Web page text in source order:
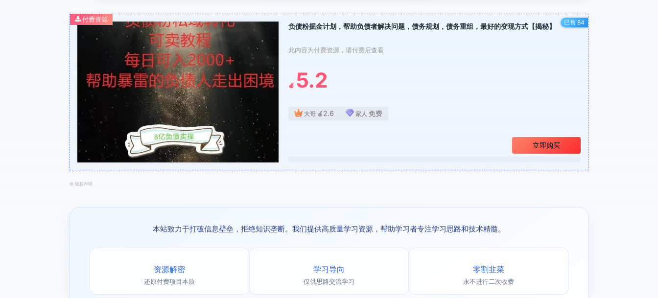
负债粉掘金计划，帮助负债者解决问题，债务规划，债务重组，最好的变现方式【揭秘】
此内容为付费资源，请付费后查看
🍎 5.2
大哥 🍎 2.6 家人 免费
立即购买
付费资源 已售 84
© 版权声明
本站致力于打破信息壁垒，拒绝知识垄断。我们提供高质量学习资源，帮助学习者专注学习思路和技术精髓。
资源解密
还原付费项目本质
学习导向
仅供思路交流学习
零割韭菜
永不进行二次收费